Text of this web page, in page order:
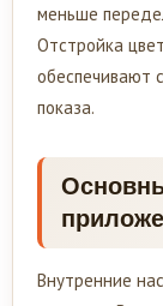
меньше
Отстройка
обеспечивают
показа.
Внутренние